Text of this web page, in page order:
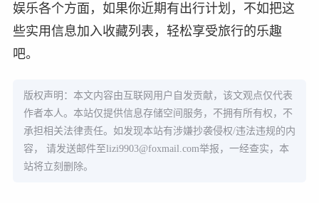
娱乐各个方面，如果你近期有出行计划，不如把这
些实用信息加入收藏列表，轻松享受旅行的乐趣
吧。
版权声明：本文内容由互联网用户自发贡献，该文观点仅代表
作者本人。本站仅提供信息存储空间服务，不拥有所有权，不
承担相关法律责任。如发现本站有涉嫌抄袭侵权/违法违规的内
容， 请发送邮件至lizi9903@foxmail.com举报，一经查实，本
站将立刻删除。